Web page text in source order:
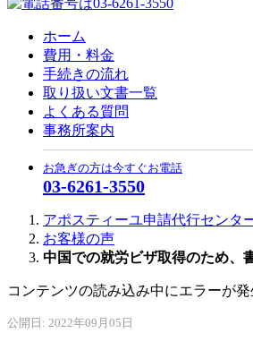
ホーム
費用・料金
手続きの流れ
取り扱い文書一覧
よくある質問
事務所案内
お急ぎの方は今すぐお電話
03-6261-3550
アポスティーユ申請代行センタ
お客様の声
中国での就労ビザ取得のため、
コンテンツの読み込み中にエラーが発
公開日: 2022年09月05日